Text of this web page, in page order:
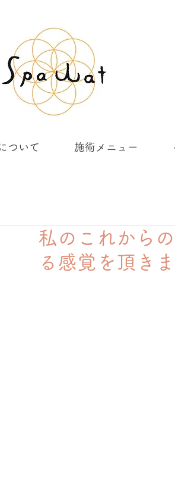
ついて 施術メニュー
私のこれから
る感覚を頂き